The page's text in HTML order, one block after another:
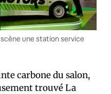
une station service
carbone du salon,
trouvé La